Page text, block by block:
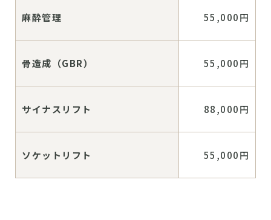
麻酔管理 55,000円
骨造成（GBR） 55,000円
サイナスリフト 88,000円
ソケットリフト 55,000円